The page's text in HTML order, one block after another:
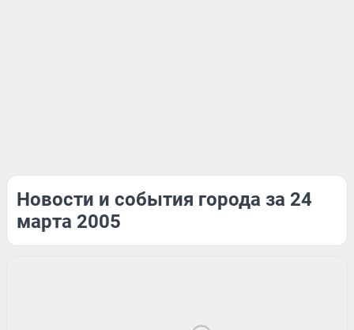
Новости и события города за 24
марта 2005